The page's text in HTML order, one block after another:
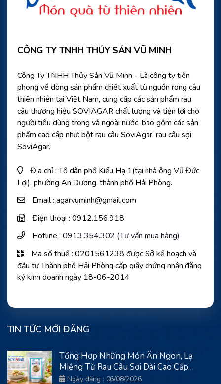
CÔNG TY TNHH THỦY SẢN VŨ MINH
Công Ty TNHH Thủy Sản Vũ Minh - Là công ty tiên
phong về dòng sản phẩm chiết xuất từ nguồn rong câu
thiên nhiên tại Việt Nam, cung cấp các sản phẩm rau
câu thương hiệu SOVIAGAR chất lượng và tiện lợi cho
người tiêu dùng trong và ngoài nước, bao gồm các sản
phẩm cao cấp như: bột rau câu SoviAgar, rau câu sợi
SoviAgar.
Địa chỉ : Tổ dân phố Kiều Hạ 1(tại nhà ông Vũ Đức
Lợi), phường An Dương, thành phố Hải Phòng.
Email : agarvuminh@gmail.com
Điện thoại : 0912.156.918
Hotline : 0913.354.302 (Tư vấn mua hàng)
Mã số thuế : 0201561238 được Sở kế hoạch và
đầu tư Thành phố Hải Phòng cấp giấy chứng nhận đăng
ký kinh doanh ngày 18-06-2014
TIN TỨC MỚI ĐĂNG
Tổng Hợp Những Món Ăn Ngon, Lạ
Miệng Từ Rau Câu Sợi Dài Cao Cấp
SoviAgar
Ngày đăng : 06/08/2026